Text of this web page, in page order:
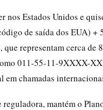
nos Estados Unidos e
de saída dos EUA)
representam cerca
011-55-11-9XXXX-
em chamadas
mantém o